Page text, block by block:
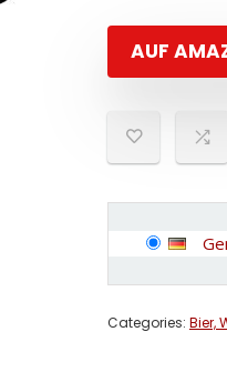
AUF
Categories: Bier,